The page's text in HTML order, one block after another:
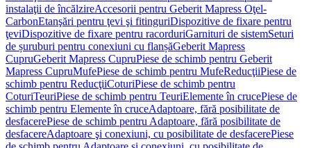
instalaţii de încălzireAccesorii pentru Geberit Mapress Oţel-
CarbonEtanşări pentru ţevi şi fitinguriDispozitive de fixare pentru
ţeviDispozitive de fixare pentru racorduriGarnituri de sistemSeturi
de șuruburi pentru conexiuni cu flanșăGeberit Mapress
CupruGeberit Mapress CupruPiese de schimb pentru Geberit
Mapress CupruMufePiese de schimb pentru MufeReducţiiPiese de
schimb pentru ReducţiiCoturiPiese de schimb pentru
CoturiTeuriPiese de schimb pentru TeuriElemente în crucePiese de
schimb pentru Elemente în cruceAdaptoare, fără posibilitate de
desfacerePiese de schimb pentru Adaptoare, fără posibilitate de
desfacereAdaptoare şi conexiuni, cu posibilitate de desfacerePiese